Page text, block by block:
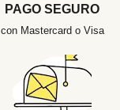
PAGO SEGURO
con Mastercard o Visa